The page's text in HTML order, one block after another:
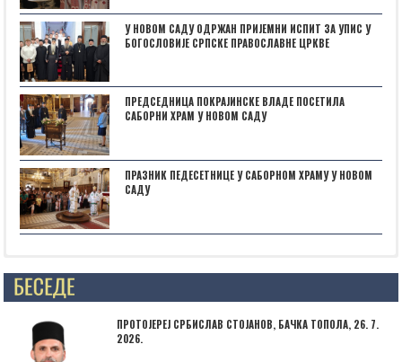
У НОВОМ САДУ ОДРЖАН ПРИЈЕМНИ ИСПИТ ЗА УПИС У
БОГОСЛОВИЈЕ СРПСКЕ ПРАВОСЛАВНЕ ЦРКВЕ
ПРЕДСЕДНИЦА ПОКРАЈИНСКЕ ВЛАДЕ ПОСЕТИЛА
САБОРНИ ХРАМ У НОВОМ САДУ
ПРАЗНИК ПЕДЕСЕТНИЦЕ У САБОРНОМ ХРАМУ У НОВОМ
САДУ
Posts not found
ПРОТОЈЕРЕЈ СРБИСЛАВ СТОЈАНОВ, БАЧКА ТОПОЛА, 26. 7.
2026.